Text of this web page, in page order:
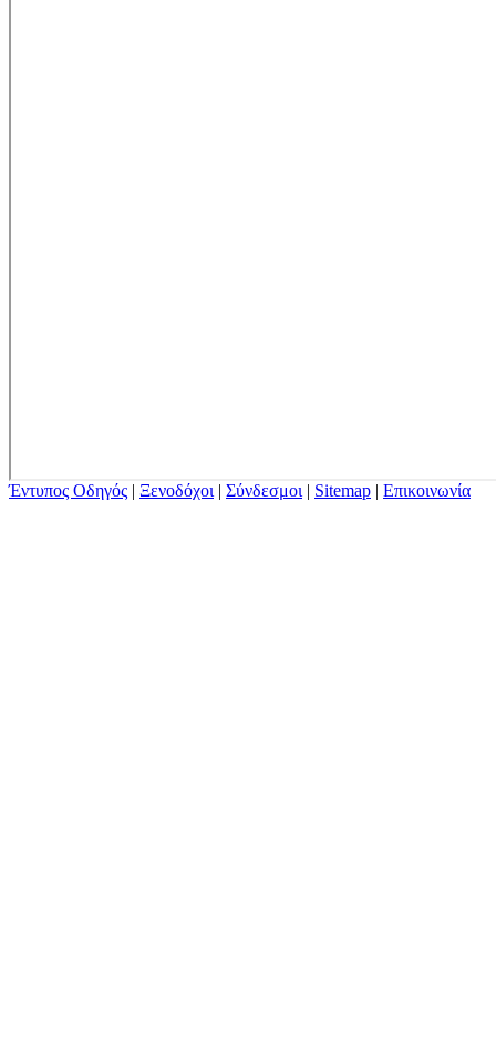
Έντυπος Οδηγός | Ξενοδόχοι | Σύνδεσμοι | Sitemap | Επικοινωνία